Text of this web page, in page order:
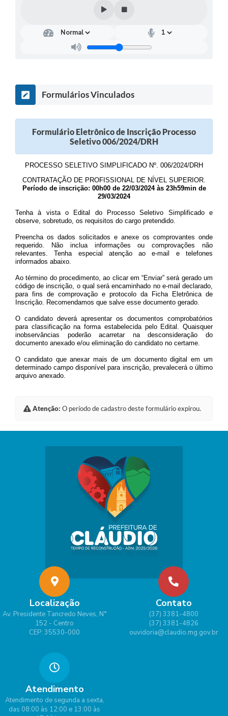
Formulários Vinculados
Formulário Eletrônico de Inscrição Processo
Seletivo 006/2024/DRH
PROCESSO SELETIVO SIMPLIFICADO Nº. 006/2024/DRH
CONTRATAÇÃO DE PROFISSIONAL DE NÍVEL SUPERIOR.
Período de inscrição: 00h00 de 22/03/2024 às 23h59min de
29/03/2024
Tenha à vista o Edital do Processo Seletivo Simplificado e
observe, sobretudo, os requisitos do cargo pretendido.
Preencha os dados solicitados e anexe os comprovantes onde
requerido. Não inclua informações ou comprovações não
relevantes. Tenha especial atenção ao e-mail e telefones
informados abaixo.
Ao término do procedimento, ao clicar em “Enviar” será gerado um
código de inscrição, o qual será encaminhado no e-mail declarado,
para fins de comprovação e protocolo da Ficha Eletrônica de
Inscrição. Recomendamos que salve esse documento gerado.
O candidato deverá apresentar os documentos comprobatórios
para classificação na forma estabelecida pelo Edital. Quaisquer
inobservâncias poderão acarretar na desconsideração do
documento anexado e/ou eliminação do candidato no certame.
O candidato que anexar mais de um documento digital em um
determinado campo disponível para inscrição, prevalecerá o último
arquivo anexado.
Atenção: O período de cadastro deste formulário expirou.
Localização
Av. Presidente Tancredo Neves, N°
152 - Centro
CEP: 35530-000
Contato
(37) 3381-4800
(37) 3381-4826
ouvidoria@claudio.mg.gov.br
Atendimento
Atendimento de segunda a sexta,
das 08:00 às 12:00 e 13:00 às